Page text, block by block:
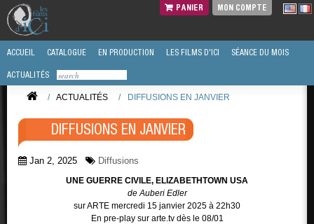
PANIER MON COMPTE
ACCUEIL CATALOGUE EN PRODUCTION LES FILMS D'ICI SÉANCE DU MOIS
ACTUALITÉS
/ ACTUALITÉS / DIFFUSIONS EN JANVIER
DIFFUSIONS EN JANVIER
Jan 2, 2025 Diffusions
UNE GUERRE CIVILE, ELIZABETHTOWN USA
de Auberi Edler
sur ARTE mercredi 15 janvier 2025 à 22h30
En pre-play sur arte.tv dès le 08/01